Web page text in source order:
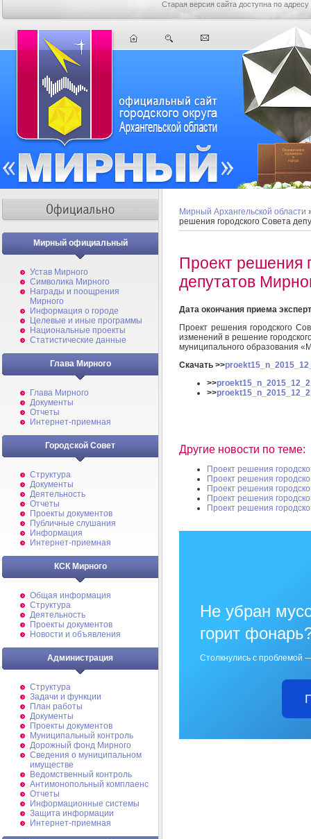
Старая версия сайта доступна по адресу
Мирный официальный
Устав Мирного
Символика Мирного
Награды и поощрения
Мирного
Информация о городе
Целевые и иные программы
Национальные проекты
Статистические данные
Глава Мирного
Глава Мирного
Документы
Отчеты
Интернет-приемная
Городской Совет
Структура
Документы
Деятельность
Отчеты
Проекты документов
Публичные слушания
Информация
Интернет-приемная
КСК Мирного
Общая информация
Структура
Деятельность
Проекты документов
Новости и объявления
Администрация
Структура
Задачи и функции
План работы
Документы
Проекты документов
Муниципальный контроль
Дорожный фонд Мирного
Cведения о муниципальном
имуществе
Ведомственный контроль
Антимонопольный комплаенс
Отчеты
Информационные системы
Защита информации
Интернет-приемная
Мирный Архангельской области
решения городского Совета
Проект решения
депутатов
Дата окончания приема
Проект решения городского
изменений в решение
муниципального образования
Скачать >>
>>
>>
Другие новости по теме:
Проект решения
Проект решения
Проект решения
Проект решения
Проект решения
Не убран
горит
Столкнулись с проблемой